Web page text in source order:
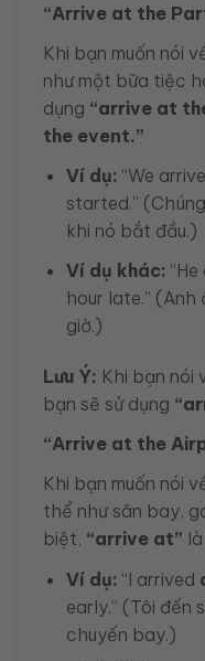
“Arrive at the
Khi bạn muốn nói
như một bữa tiệc
dụng “arrive at
the event.”
Ví dụ: “We
started.”
khi nó bắt đầu.)
Ví dụ khác:
hour late.” (Anh
giờ.)
Lưu Ý: Khi bạn nói
bạn sẽ sử dụng
“Arrive at the
Khi bạn muốn nói
thể như sân bay,
biệt, “arrive at”
Ví dụ: “I arrived
early.” (Tôi đến
chuyến bay.)